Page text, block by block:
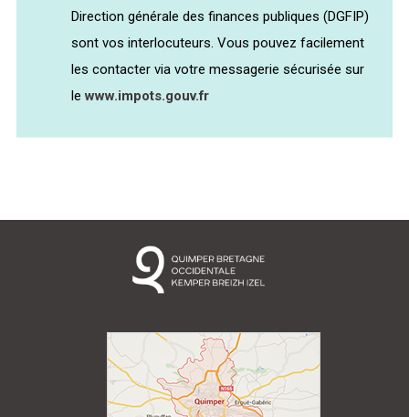
Direction générale des finances publiques (DGFIP)
sont vos interlocuteurs. Vous pouvez facilement
les contacter via votre messagerie sécurisée sur
lewww.impots.gouv.fr